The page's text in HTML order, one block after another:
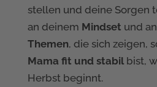
stellen und deine Sorgen
an deinem Mindset und an
Themen, die sich zeigen,
Mama fit und stabilbist,
Herbst beginnt.